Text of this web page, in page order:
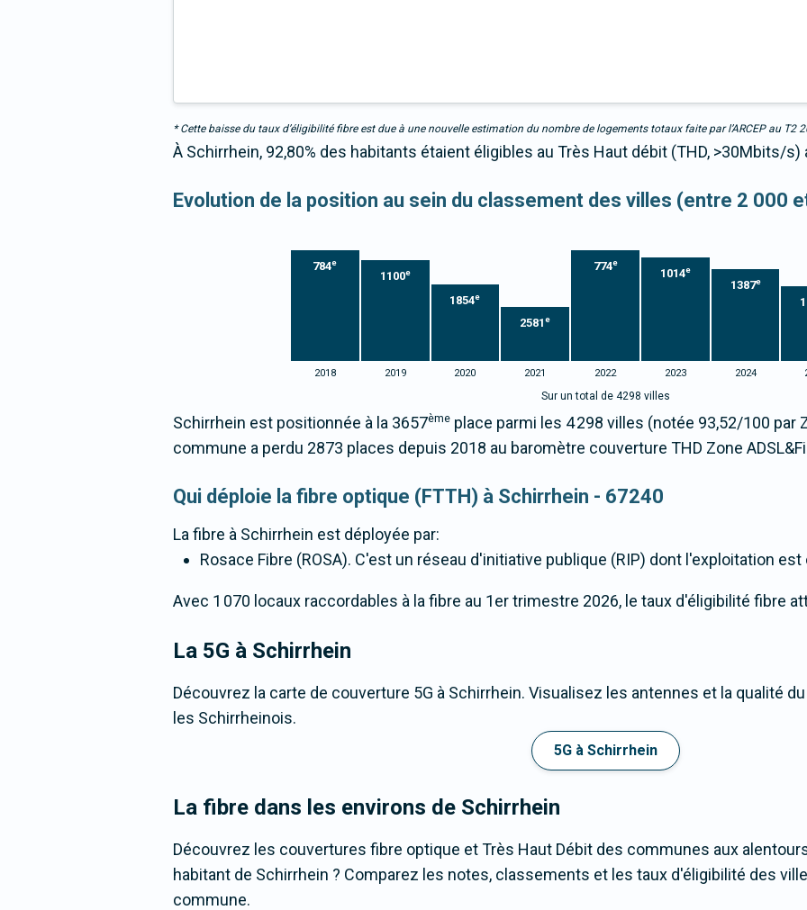
* Cette baisse du taux d’éligibilité fibre est due à une nouvelle estimation du nombre de logements totaux faite par l’ARCEP au T2
À Schirrhein, 92,80% des habitants étaient éligibles au Très Haut débit (THD, >30Mbits/
Evolution de la position au sein du classement des villes (entre 2 000
784e
1100e
1854e
2581e
774e
1014e
1387e
2018 2019 2020 2021 2022 2023 2024
Sur un total de 4298 villes
Schirrhein est positionnée à la 3657ème place parmi les 4 298 villes (notée 93,52/100 par
commune a perdu 2873 places depuis 2018 au baromètre couverture THD Zone
Qui déploie la fibre optique (FTTH) à Schirrhein - 67240
La fibre à Schirrhein est déployée par:
Rosace Fibre (ROSA). C'est un réseau d'initiative publique (RIP) dont l'exploitation
Avec 1 070 locaux raccordables à la fibre au 1er trimestre 2026, le taux d'éligibilité fibre
La 5G à Schirrhein
Découvrez la carte de couverture 5G à Schirrhein. Visualisez les antennes et la qualité
les Schirrheinois.
5G à Schirrhein
La fibre dans les environs de Schirrhein
Découvrez les couvertures fibre optique et Très Haut Débit des communes aux
habitant de Schirrhein ? Comparez les notes, classements et les taux d'éligibilité des
commune.